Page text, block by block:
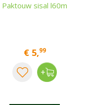
Paktouw sisal l60m
€ 5,99